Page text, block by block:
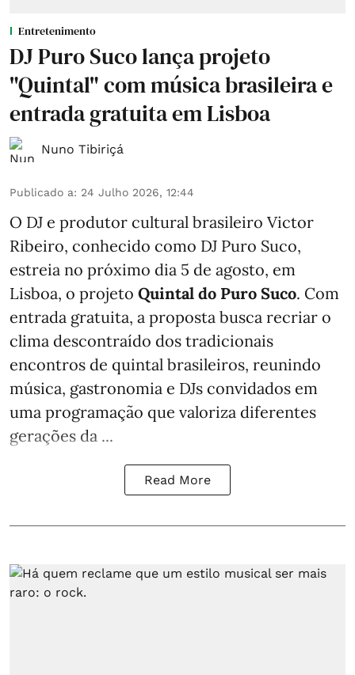
Entretenimento
DJ Puro Suco lança projeto
"Quintal" com música brasileira e
entrada gratuita em Lisboa
Nuno Tibiriçá
Publicado a: 24 Julho 2026, 12:44
O DJ e produtor cultural brasileiro Victor
Ribeiro, conhecido como DJ Puro Suco,
estreia no próximo dia 5 de agosto, em
Lisboa, o projeto Quintal do Puro Suco. Com
entrada gratuita, a proposta busca recriar o
clima descontraído dos tradicionais
encontros de quintal brasileiros, reunindo
música, gastronomia e DJs convidados em
uma programação que valoriza diferentes
gerações da ...
Read More